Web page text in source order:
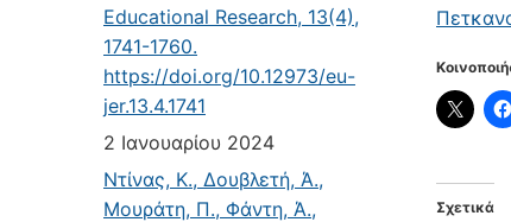
Educational Research, 13(4),
1741-1760.
https://doi.org/10.12973/eu-
jer.13.4.1741
2 Ιανουαρίου 2024
Ντίνας, Κ., Δουβλετή, Ά.,
Μουράτη, Π., Φάντη, Ά.,
Σχετικά